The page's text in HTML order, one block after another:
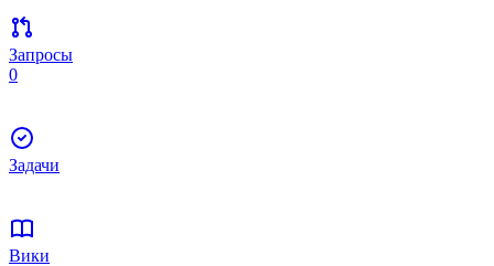
Запросы
0
Задачи
Вики